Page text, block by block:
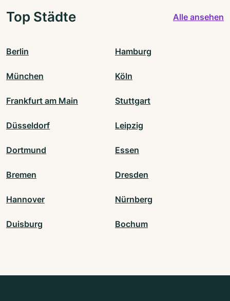
Top Städte Alle ansehen
Berlin Hamburg
München Köln
Frankfurt am Main Stuttgart
Düsseldorf Leipzig
Dortmund Essen
Bremen Dresden
Hannover Nürnberg
Duisburg Bochum